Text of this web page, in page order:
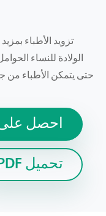
تزويد الأطباء
الولادة للنساء
حتى يتمكن الأطباء من
احصل
تحميل PDF